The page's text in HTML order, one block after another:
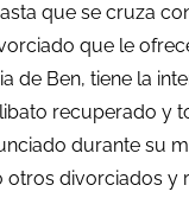
que se cruza
que le
de Ben, tiene la
recuperado y
durante su
otros divorciados y